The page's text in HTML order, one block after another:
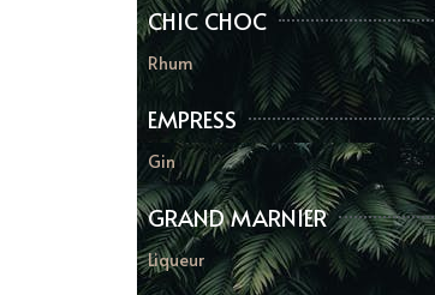
CHIC CHOC
Rhum
EMPRESS
Gin
GRAND MARNIER
Liqueur